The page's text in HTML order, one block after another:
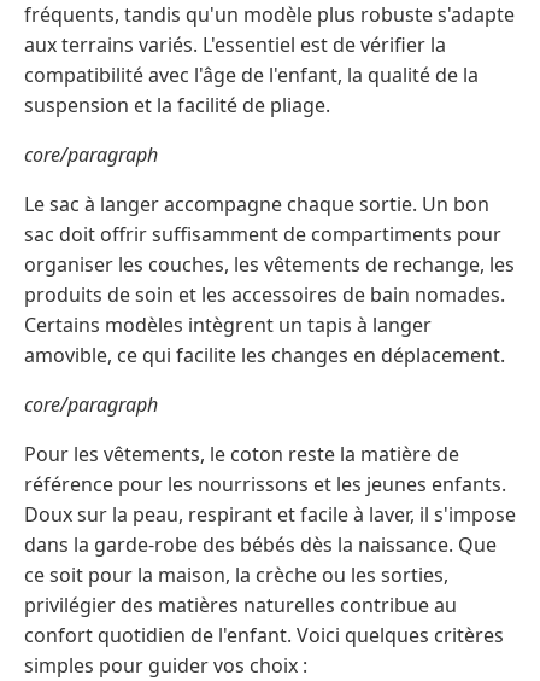
fréquents, tandis qu'un modèle plus robuste s'adapte
aux terrains variés. L'essentiel est de vérifier la
compatibilité avec l'âge de l'enfant, la qualité de la
suspension et la facilité de pliage.
core/paragraph
Le sac à langer accompagne chaque sortie. Un bon
sac doit offrir suffisamment de compartiments pour
organiser les couches, les vêtements de rechange, les
produits de soin et les accessoires de bain nomades.
Certains modèles intègrent un tapis à langer
amovible, ce qui facilite les changes en déplacement.
core/paragraph
Pour les vêtements, le coton reste la matière de
référence pour les nourrissons et les jeunes enfants.
Doux sur la peau, respirant et facile à laver, il s'impose
dans la garde-robe des bébés dès la naissance. Que
ce soit pour la maison, la crèche ou les sorties,
privilégier des matières naturelles contribue au
confort quotidien de l'enfant. Voici quelques critères
simples pour guider vos choix :